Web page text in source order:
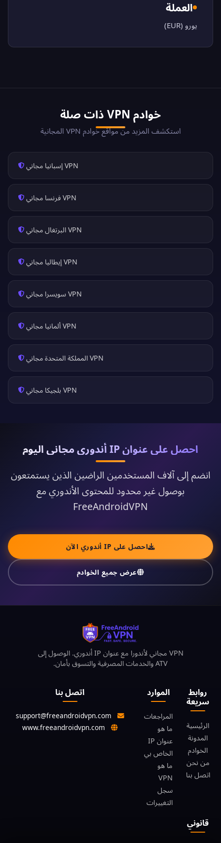
العملة
يورو (EUR)
خوادم VPN ذات صلة
استكشف المزيد من مواقع خوادم VPN المجانية
VPN إسبانيا مجاني
VPN فرنسا مجاني
VPN البرتغال مجاني
VPN إيطاليا مجاني
VPN سويسرا مجاني
VPN ألمانيا مجاني
VPN المملكة المتحدة مجاني
VPN بلجيكا مجاني
احصل على عنوان IP أندوري مجاني اليوم
انضم إلى آلاف المستخدمين الراضين الذين يستمتعون
بوصول غير محدود للمحتوى الأندوري مع
FreeAndroidVPN
احصل على IP أندوري الآن
عرض جميع الخوادم
روابط
سريعة
الرئيسية
المدونة
الخوادم
من نحن
اتصل بنا
الموارد
المراجعات
ما هو
عنوان IP
الخاص بي
ما هو
VPN
سجل
التغييرات
قانوني
VPN مجاني لأندورا مع عنوان IP أندوري. الوصول إلى
ATV والخدمات المصرفية والتسوق بأمان.
اتصل بنا